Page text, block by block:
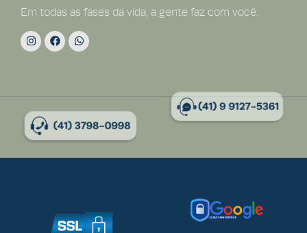
Em todas as fases da vida, a gente faz com você.